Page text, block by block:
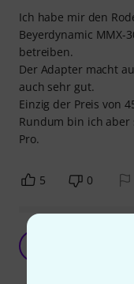
Ich habe mir den
Beyerdynamic MMX-
betreiben.
Der Adapter macht
auch sehr gut.
Einzig der Preis von
Rundum bin ich aber
Pro.
5 0